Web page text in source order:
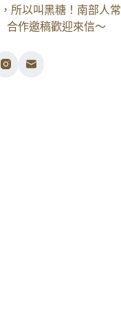
所以叫黑糖！南部人常
合作邀稿歡迎來信～